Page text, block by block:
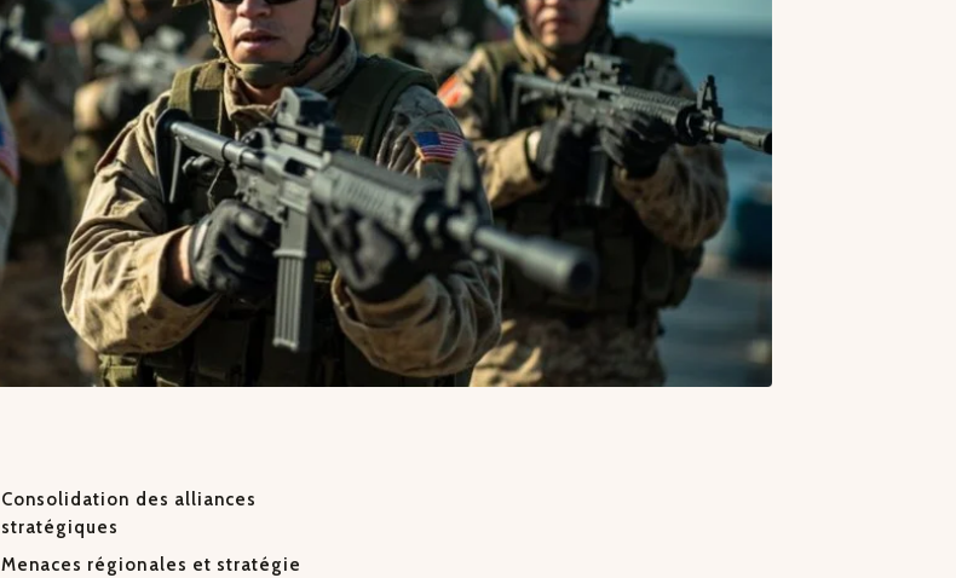
Consolidation des alliances
stratégiques
Menaces régionales et stratégie